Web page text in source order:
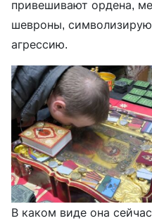
привешивают ордена,
шевроны,
агрессию.
В каком виде она